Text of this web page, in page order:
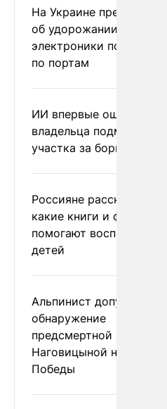
На Украине
об удорожании
электроники после
по портам
ИИ впервые
владельца
участка за борщевик
Россияне рассказали,
какие книги и фильмы
помогают воспитывать
детей
Альпинист допустил
обнаружение
предсмертной записки
Наговицыной на пике
Победы